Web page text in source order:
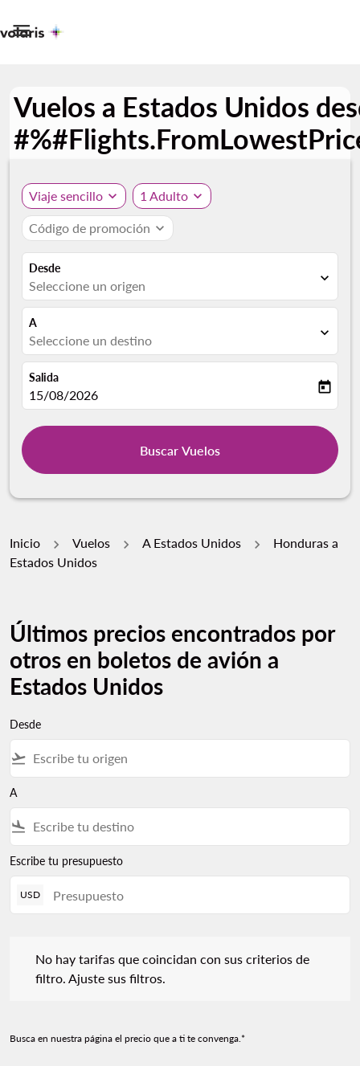

Vuelos a Estados Unidos
Viaje sencillo expand_more 1 Adulto expand_more
Código de promoción expand_more
Desde
Seleccione un origen expand_more
A
Seleccione un destino expand_more
Salida
fc-booking-departure-date-aria-label
15/08/2026 today
Buscar Vuelos
Inicio Vuelos A Estados Unidos
Honduras a
Estados Unidos
Últimos precios encontrados por
otros en boletos de avión a
Estados Unidos
Desde
flight_takeoff
A
flight_land
Escribe tu presupuesto
USD
No hay tarifas que coincidan con sus criterios de
filtro. Ajuste sus filtros.
Busca en nuestra página el precio que a ti te convenga.*